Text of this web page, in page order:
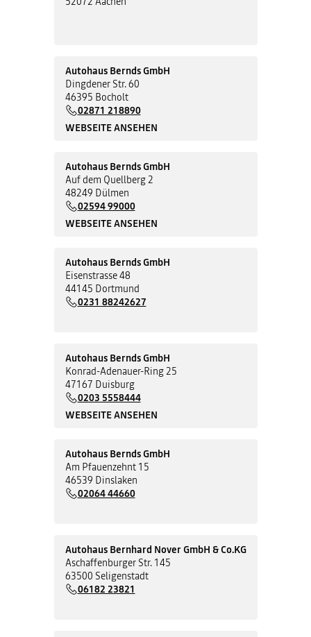
Autohaus Bernds GmbH
Dingdener Str. 60
46395 Bocholt
02871 218890
WEBSEITE ANSEHEN
Autohaus Bernds GmbH
Auf dem Quellberg 2
48249 Dülmen
02594 99000
WEBSEITE ANSEHEN
Autohaus Bernds GmbH
Eisenstrasse 48
44145 Dortmund
0231 88242627
Autohaus Bernds GmbH
Konrad-Adenauer-Ring 25
47167 Duisburg
0203 5558444
WEBSEITE ANSEHEN
Autohaus Bernds GmbH
Am Pfauenzehnt 15
46539 Dinslaken
02064 44660
Autohaus Bernhard Nover GmbH & Co.KG
Aschaffenburger Str. 145
63500 Seligenstadt
06182 23821